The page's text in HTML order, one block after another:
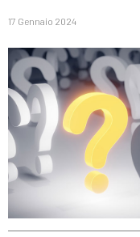
17 Gennaio 2024